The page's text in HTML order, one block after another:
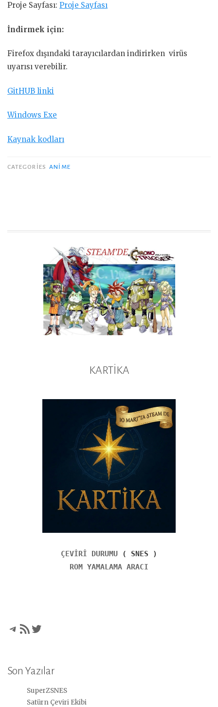
Proje Sayfası: Proje Sayfası
İndirmek için:
Firefox dışındaki tarayıcılardan indirirken virüs
uyarısı verebilir.
GitHUB linki
Windows Exe
Kaynak kodları
CATEGORIES ANIME
KARTİKA
ÇEVİRİ DURUMU ( SNES )
ROM YAMALAMA ARACI
Telegram
RSS akışıTwitter
Son Yazılar
SuperZSNES
Satürn Çeviri Ekibi